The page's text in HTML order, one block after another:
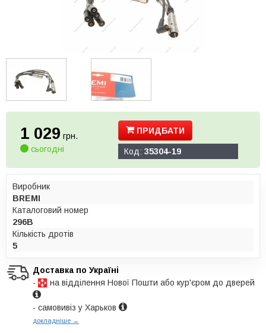
1 029 грн.
сьогодні
ПРИДБАТИ
Код: 35304-19
Виробник
BREMI
Каталоговий номер
296B
Кількість дротів
5
Доставка по Україні
-
на відділення Нової Пошти або кур'єром до дверей
- самовивіз у Харьков
докладніше →